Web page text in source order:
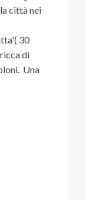
città nei
30
di
Una